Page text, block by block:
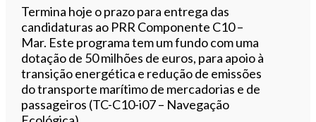
Ouvir este artigo
Termina hoje o prazo para entrega das
candidaturas ao PRR Componente C10 –
Mar. Este programa tem um fundo com uma
dotação de 50 milhões de euros, para apoio à
transição energética e redução de emissões
do transporte marítimo de mercadorias e de
passageiros (TC-C10-i07 – Navegação